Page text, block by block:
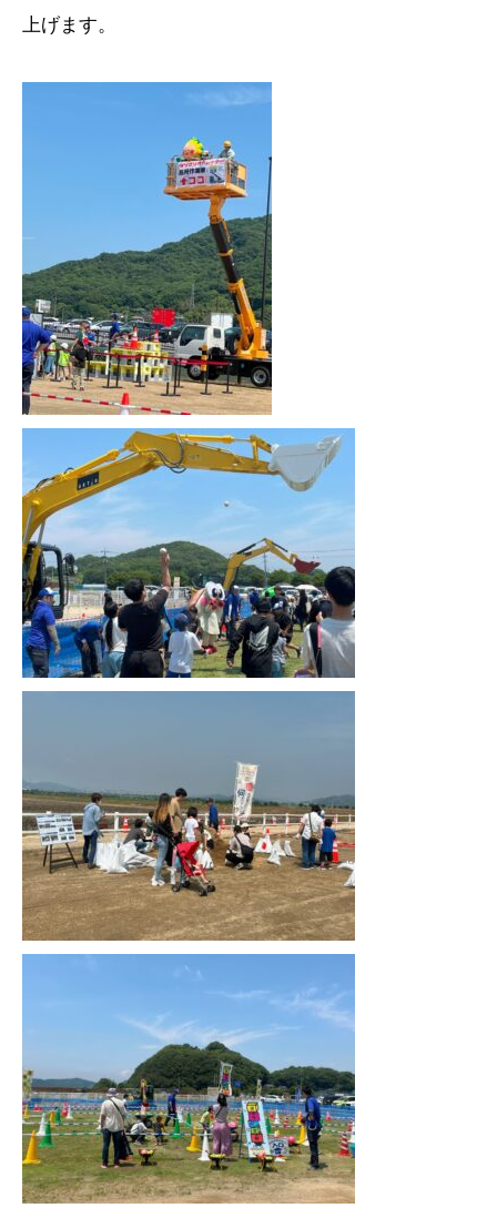
上げます。